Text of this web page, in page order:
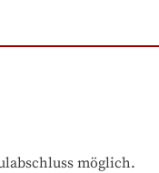
möglich.